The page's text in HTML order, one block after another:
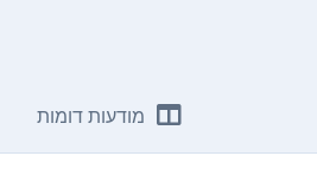
מודעות דומות